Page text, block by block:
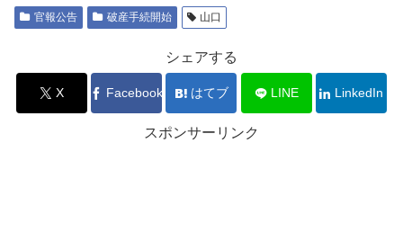
官報公告 破産手続開始 山口
シェアする
X Facebook はてブ LINE LinkedIn
スポンサーリンク